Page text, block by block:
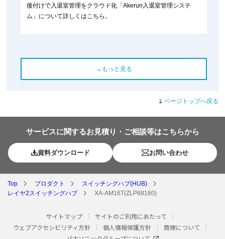
後付けで入退室管理をクラウド化「Akerun入退室管理システ
ム」について詳しくはこちら。
→もっと見る
ページトップへ戻る
サービスに関するお見積り・ご相談等はこちらから
資料ダウンロード お問い合わせ
Top プロダクト
スイッチングハブ(HUB)
レイヤ2スイッチングハブ
XA-AM16T(ZLP88160)
サイトマップ
サイトのご利用にあたって
ウェブアクセシビリティ方針
個人情報保護方針
商標について